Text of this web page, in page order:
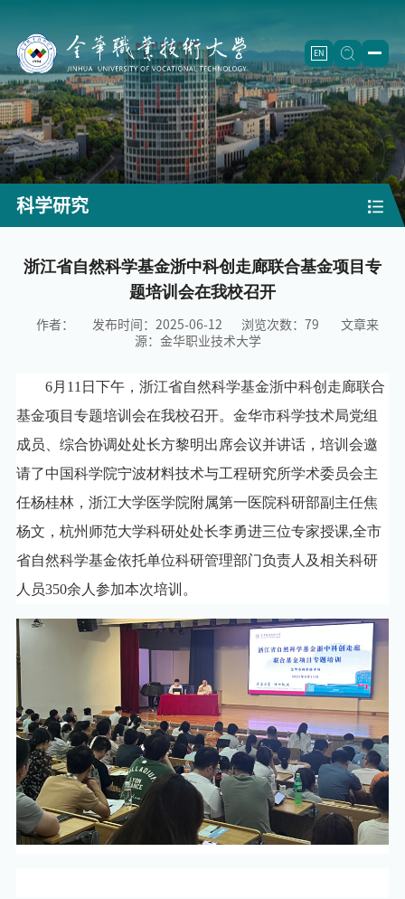
EN
学校概况
学校简介
学校章程
现任领导
二级学院
航空工程学院
建筑工程学院
师范学院
商学院
文旅学院
设计学院
武义学院
公共基础学院 （军事与体育工作部）
招生信息
继续教育（成人教育）
人才培养
专业设置
教学改革
实训基地
师资队伍
团队建设
人才政策
人才引进
科技服务
科研成果
学术期刊
国际交流
校园文化
学校标识
金职光影
影像金职
下载专栏
校园服务
办公电话
图书馆
心理咨询
后勤服务
VPN服务
科学研究
浙江省自然科学基金浙中科创走廊联合基金项目专
题培训会在我校召开
作者： 发布时间：2025-06-12 浏览次数：79
文章来
源：金华职业技术大学
6月11日下午， 浙江省自然科学基金浙中科创走廊联合
基金项目专题培训会在我校召开。金华市科学技术局党组
成员、综合协调处处长方黎明出席会议并讲话，培训会邀
请了中国科学院宁波材料技术与工程研究所学术委员会主
任杨桂林，浙江大学医学院附属第一医院科研部副主任焦
杨文，杭州师范大学科研处处长李勇进三位专家授课,全市
省自然科学基金依托单位科研管理部门负责人及相关科研
人员350余人参加本次培训。